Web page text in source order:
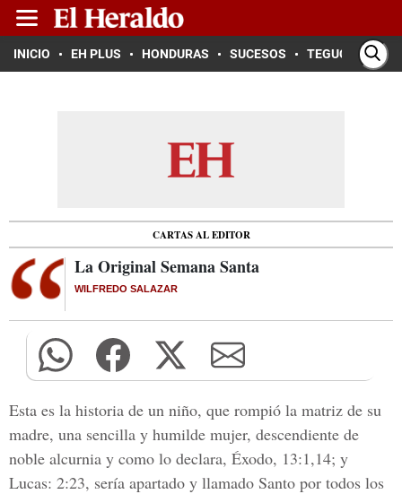
INICIO EH PLUS HONDURAS SUCESOS TEGUCIGALPA
CARTAS AL EDITOR
La Original Semana Santa
WILFREDO SALAZAR
Esta es la historia de un niño, que rompió la matriz de su
madre, una sencilla y humilde mujer, descendiente de
noble alcurnia y como lo declara, Éxodo, 13:1,14; y
Lucas: 2:23, sería apartado y llamado Santo por todos los